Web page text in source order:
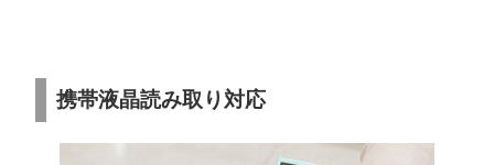
携帯液晶読み取り対応